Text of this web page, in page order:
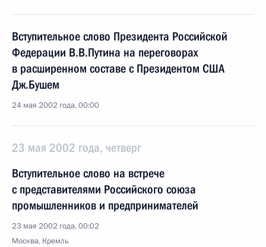
Вступительное слово Президента Российской
Федерации В.В.Путина на переговорах
в расширенном составе с Президентом США
Дж.Бушем
24 мая 2002 года, 00:00
23 мая 2002 года, четверг
Вступительное слово на встрече
с представителями Российского союза
промышленников и предпринимателей
23 мая 2002 года, 00:02
Москва, Кремль